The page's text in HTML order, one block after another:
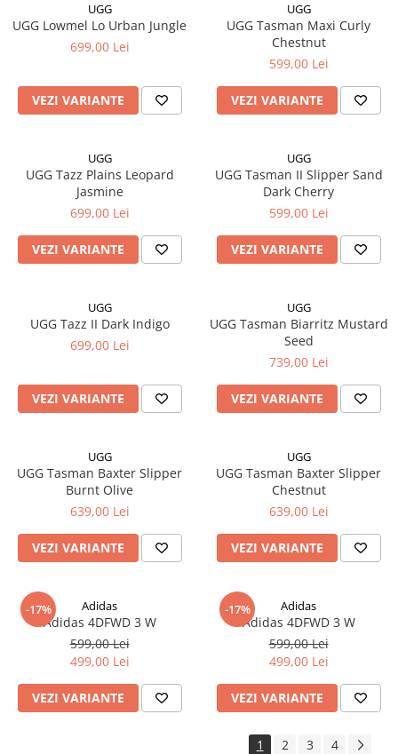
UGG
UGG Lowmel Lo Urban Jungle
699,00 Lei
VEZI VARIANTE
UGG
UGG Tasman Maxi Curly
Chestnut
599,00 Lei
VEZI VARIANTE
UGG
UGG Tazz Plains Leopard
Jasmine
699,00 Lei
VEZI VARIANTE
UGG
UGG Tasman II Slipper Sand
Dark Cherry
599,00 Lei
VEZI VARIANTE
UGG
UGG Tazz II Dark Indigo
699,00 Lei
VEZI VARIANTE
UGG
UGG Tasman Biarritz Mustard
Seed
739,00 Lei
VEZI VARIANTE
UGG
UGG Tasman Baxter Slipper
Burnt Olive
639,00 Lei
VEZI VARIANTE
UGG
UGG Tasman Baxter Slipper
Chestnut
639,00 Lei
VEZI VARIANTE
-17% Adidas
Adidas 4DFWD 3 W
599,00 Lei
499,00 Lei
VEZI VARIANTE
-17% Adidas
Adidas 4DFWD 3 W
599,00 Lei
499,00 Lei
VEZI VARIANTE
1 2 3 4